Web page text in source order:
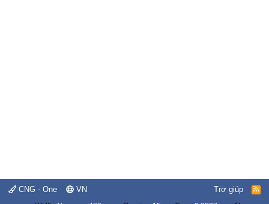
CNG - One VN Trợ giúp
R